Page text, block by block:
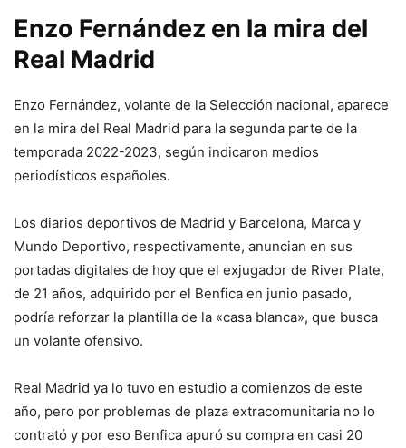
Enzo Fernández en la mira del
Real Madrid
Enzo Fernández, volante de la Selección nacional, aparece
en la mira del Real Madrid para la segunda parte de la
temporada 2022-2023, según indicaron medios
periodísticos españoles.
Los diarios deportivos de Madrid y Barcelona, Marca y
Mundo Deportivo, respectivamente, anuncian en sus
portadas digitales de hoy que el exjugador de River Plate,
de 21 años, adquirido por el Benfica en junio pasado,
podría reforzar la plantilla de la «casa blanca», que busca
un volante ofensivo.
Real Madrid ya lo tuvo en estudio a comienzos de este
año, pero por problemas de plaza extracomunitaria no lo
contrató y por eso Benfica apuró su compra en casi 20